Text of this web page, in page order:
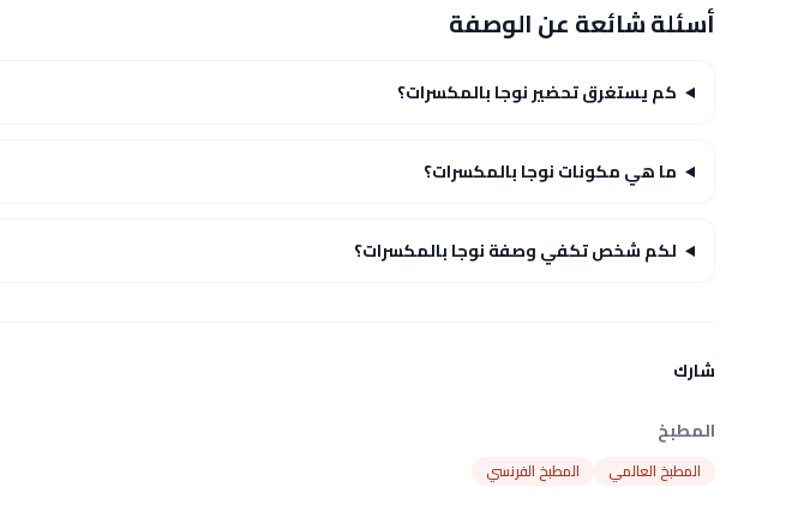
أسئلة شائعة عن الوصفة
كم يستغرق تحضير نوجا بالمكسرات؟
ما هي مكونات نوجا بالمكسرات؟
لكم شخص تكفي وصفة نوجا بالمكسرات؟
شارك
المطبخ
المطبخ العالمي المطبخ الفرنسي